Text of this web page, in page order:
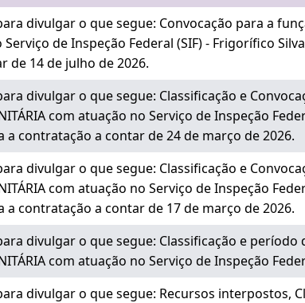
divulgar o que segue: Convocação para a
Serviço de Inspeção Federal (SIF) - Frigorífico
de 14 de julho de 2026.
para divulgar o que segue: Classificação e
com atuação no Serviço de Inspeção
contratação a contar de 24 de março de 2026.
para divulgar o que segue: Classificação e
com atuação no Serviço de Inspeção
contratação a contar de 17 de março de 2026.
para divulgar o que segue: Classificação e
com atuação no Serviço de Inspeção
para divulgar o que segue: Recursos interpostos,